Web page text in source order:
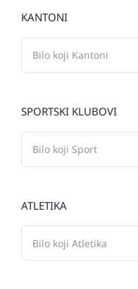
KANTONI
SPORTSKI KLUBOVI
ATLETIKA